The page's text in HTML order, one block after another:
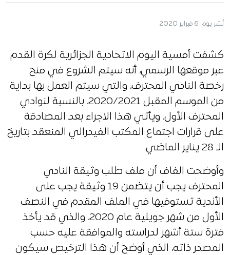
نُشر يوم: 6 فبراير 2020
كشفت أمسية اليوم الاتحادية الجزائرية لكرة القدم
عبر موقعها الرسمي، أنه سيتم الشروع في منح
رخصة النادي المحترف، والتي سيتم العمل بها بداية
من الموسم المقبل 2020/2021، بالنسبة لنوادي
المحترف الأول، ويأتي هذا الاجراء بعد المصادقة
على قرارات اجتماع المكتب الفيدرالي المنعقد بتاريخ
الـ 28 يناير الماضي.
وأوضحت الفاف أن ملف طلب وثيقة النادي
المحترف يجب أن يتضمن 19 وثيقة يجب على
الأندية تستوفيها في الملف المقدم في النصف
الأول من شهر جويلية عام 2020، والذي قد يأخذ
فترة ستة أشهر لدراسته والموافقة عليه حسب
المصدر ذاته، الذي أوضح أن هذا الترخيص سيكون